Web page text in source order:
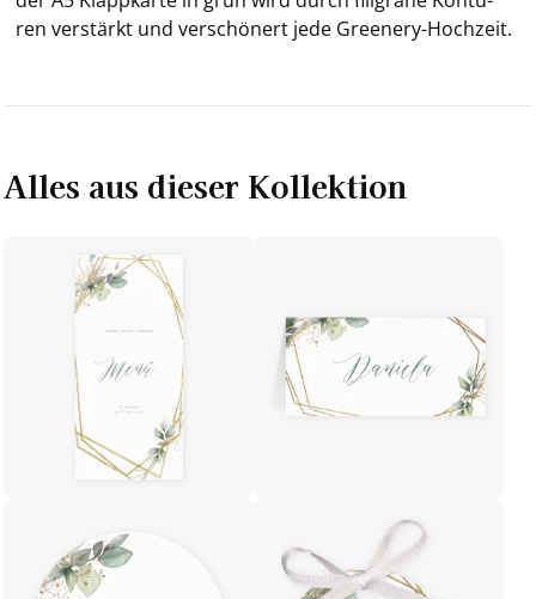
ren ver­stärkt und ver­schö­nert jede Greenery-​Hochzeit.
Alles aus dieser Kollektion